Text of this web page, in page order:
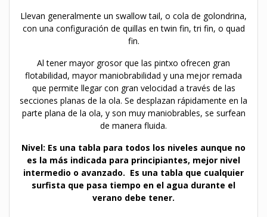
Llevan generalmente un swallow tail, o cola de golondrina,
con una configuración de quillas en twin fin, tri fin, o quad
fin.
Al tener mayor grosor que las pintxo ofrecen gran
flotabilidad, mayor maniobrabilidad y una mejor remada
que permite llegar con gran velocidad a través de las
secciones planas de la ola. Se desplazan rápidamente en la
parte plana de la ola, y son muy maniobrables, se surfean
de manera fluida.
Nivel: Es una tabla para todos los niveles aunque no
es la más indicada para principiantes, mejor nivel
intermedio o avanzado. Es una tabla que cualquier
surfista que pasa tiempo en el agua durante el
verano debe tener.